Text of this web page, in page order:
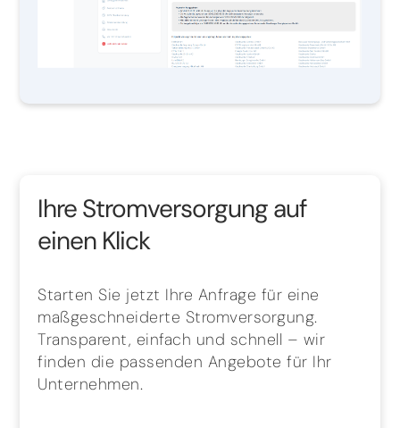
Ihre Stromversorgung auf
einen Klick
Starten Sie jetzt Ihre Anfrage für eine
maßgeschneiderte Stromversorgung.
Transparent, einfach und schnell – wir
finden die passenden Angebote für Ihr
Unternehmen.